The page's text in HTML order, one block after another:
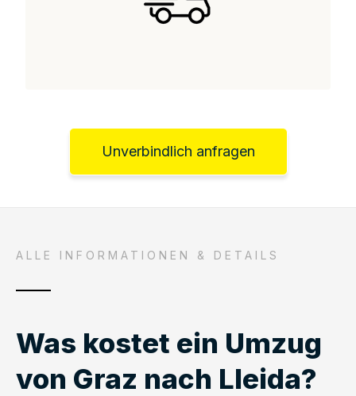
Unverbindlich anfragen
ALLE INFORMATIONEN & DETAILS
Was kostet ein Umzug
von Graz nach Lleida?